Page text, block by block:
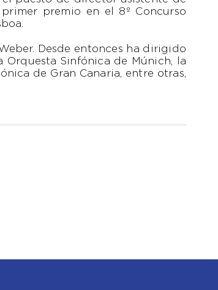
premio en el 8º Concurso
Desde entonces ha dirigido
Sinfónica de Múnich, la
de Gran Canaria, entre otras,